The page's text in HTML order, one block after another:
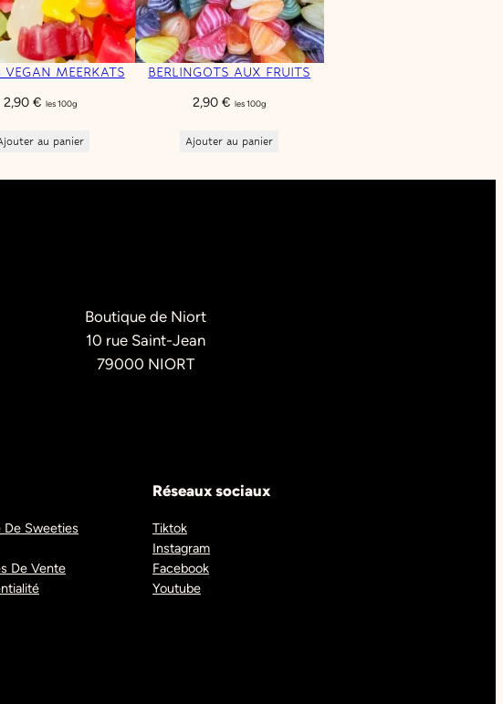
VEGAN MEERKATS
2,90€ les 100g
au panier
BERLINGOTS AUX FRUITS
2,90€ les 100g
Ajouter au panier
Boutique de Niort
10 rue Saint-Jean
79000 NIORT
De Sweeties
De Vente
Réseaux sociaux
Tiktok
Instagram
Facebook
Youtube